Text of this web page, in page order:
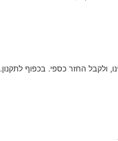
ולקבל החזר כספי. בכפוף לתקנון.